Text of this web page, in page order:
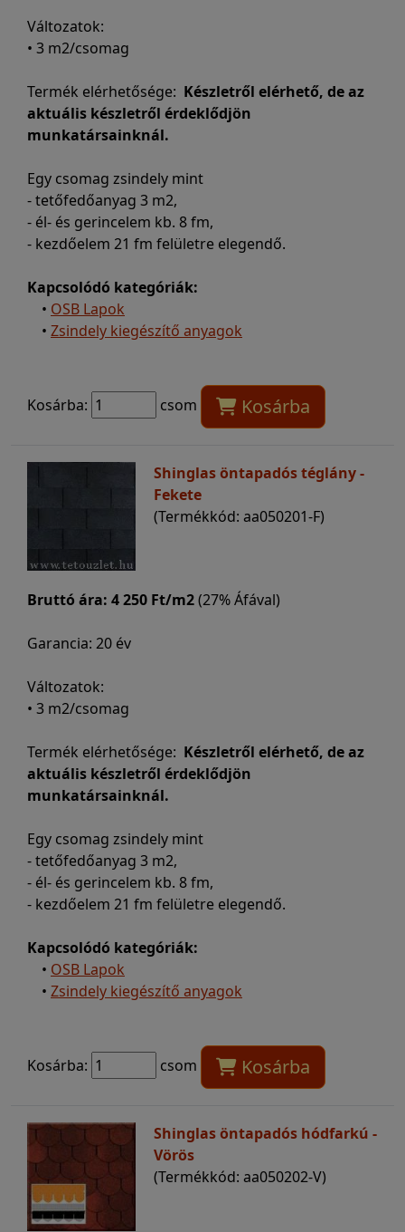
Változatok:
• 3 m2/csomag
Termék elérhetősége: Készletről elérhető, de az
aktuális készletről érdeklődjön
munkatársainknál.
Egy csomag zsindely mint
- tetőfedőanyag 3 m2,
- él- és gerincelem kb. 8 fm,
- kezdőelem 21 fm felületre elegendő.
Kapcsolódó kategóriák:
• OSB Lapok
• Zsindely kiegészítő anyagok
Kosárba: csom Kosárba
Shinglas öntapadós téglány -
Fekete
(Termékkód: aa050201-F)
Bruttó ára: 4 250 Ft/m2(27% Áfával)
Garancia: 20 év
Változatok:
• 3 m2/csomag
Termék elérhetősége: Készletről elérhető, de az
aktuális készletről érdeklődjön
munkatársainknál.
Egy csomag zsindely mint
- tetőfedőanyag 3 m2,
- él- és gerincelem kb. 8 fm,
- kezdőelem 21 fm felületre elegendő.
Kapcsolódó kategóriák:
• OSB Lapok
• Zsindely kiegészítő anyagok
Kosárba: csom Kosárba
Shinglas öntapadós hódfarkú -
Vörös
(Termékkód: aa050202-V)